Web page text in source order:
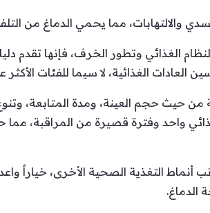
والالتهابات، مما يحمي الدماغ من
الغذائي وتطور الخرف، فإنها تقدم
الغذائية، لا سيما للفئات
حيث حجم العينة، ومدة المتابعة،
واحد وفترة قصيرة من المراقبة، مما
أنماط التغذية الصحية الأخرى، خياراً
الدماغ.